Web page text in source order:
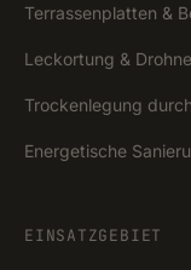
Terrassenplatten &
Leckortung &
Trockenlegung
Energetische
EINSATZGEBIET